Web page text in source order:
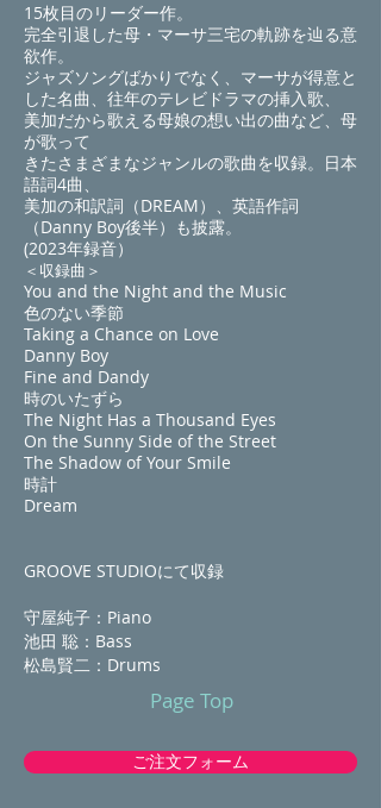
15枚目のリーダー作。
完全引退した母・マーサ三宅の軌跡を辿る意
欲作。
ジャズソングばかりでなく、マーサが得意と
した名曲、往年のテレビドラマの挿入歌、
美加だから歌える母娘の想い出の曲など、母
が歌って
きたさまざまなジャンルの歌曲を収録。日本
語詞4曲、
美加の和訳詞（DREAM）、英語作詞
（Danny Boy後半）も披露。
​(2023年録音）
＜収録曲 ＞
You and the Night and the Music
色のない季節
Taking a Chance on Love
Danny Boy
Fine and Dandy
​時のいたずら
The Night Has a Thousand Eyes
On the Sunny Side of the Street
The Shadow of Your Smile
時計
Dream
GROOVE STUDIOにて収録
守屋純子：Piano
池田 聡：Bass
松島賢二：Drums
Page Top
ご注文フォーム